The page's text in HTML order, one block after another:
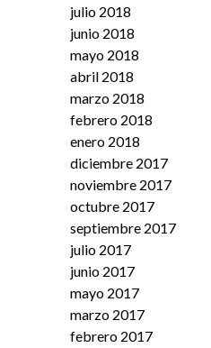
julio 2018
junio 2018
mayo 2018
abril 2018
marzo 2018
febrero 2018
enero 2018
diciembre 2017
noviembre 2017
octubre 2017
septiembre 2017
julio 2017
junio 2017
mayo 2017
marzo 2017
febrero 2017